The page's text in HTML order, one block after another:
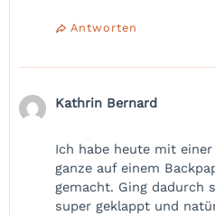
Antworten
Kathrin Bernard
Ich habe heute mit
ganze auf einem
gemacht. Ging dadurch
super geklappt und